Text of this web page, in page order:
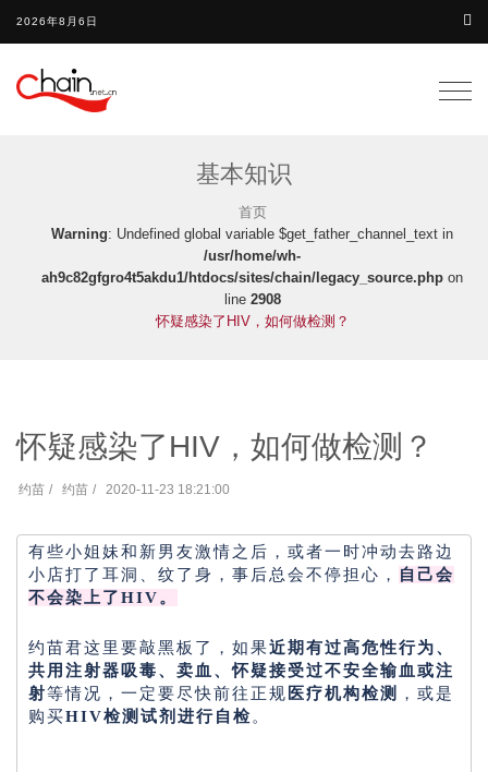
2026年8月6日
基本知识
首页
Warning: Undefined global variable $get_father_channel_text in
/usr/home/wh-
ah9c82gfgro4t5akdu1/htdocs/sites/chain/legacy_source.php on
line 2908
怀疑感染了HIV，如何做检测？
怀疑感染了HIV，如何做检测？
约苗 约苗 2020-11-23 18:21:00
有些小姐妹和新男友激情之后，或者一时冲动去路边
小店打了耳洞、纹了身，事后总会不停担心，
自己会
不会染上了HIV。
约苗君这里要敲黑板了，如果近期有过高危性行为、
共用注射器吸毒、卖血、怀疑接受过不安全输血或注
射等情况，一定要尽快前往正规 医疗机构检测
，或是
购买HIV检测试剂进行自检。